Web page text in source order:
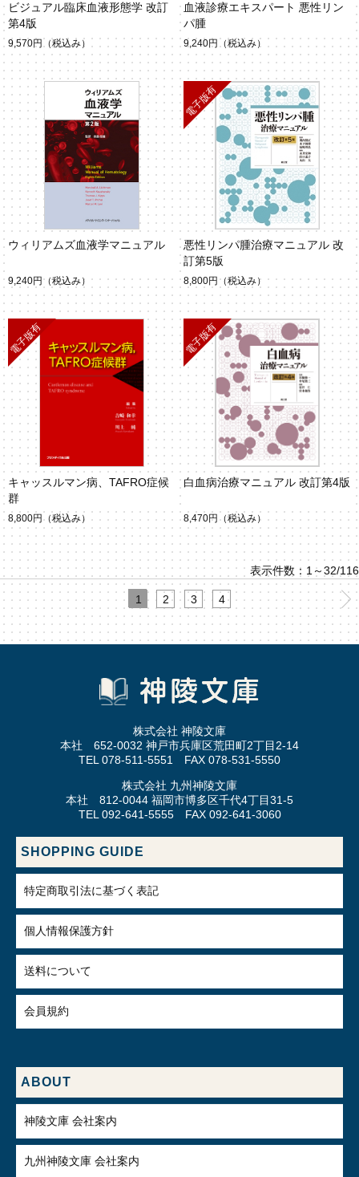
ビジュアル臨床血液形態学 改訂
第4版
9,570円 （税込み）
血液診療エキスパート 悪性リン
パ腫
9,240円 （税込み）
ウィリアムズ血液学マニュアル
9,240円 （税込み）
悪性リンパ腫治療マニュアル 改
訂第5版
8,800円 （税込み）
キャッスルマン病、TAFRO症候
群
8,800円 （税込み）
白血病治療マニュアル 改訂第4版
8,470円 （税込み）
表示件数：1～32/116
1 2 3 4
株式会社 神陵文庫
本社 652-0032 神戸市兵庫区荒田町2丁目2-14
TEL 078-511-5551 FAX 078-531-5550
株式会社 九州神陵文庫
本社 812-0044 福岡市博多区千代4丁目31-5
TEL 092-641-5555 FAX 092-641-3060
SHOPPING GUIDE
特定商取引法に基づく表記
個人情報保護方針
送料について
会員規約
ABOUT
神陵文庫 会社案内
九州神陵文庫 会社案内